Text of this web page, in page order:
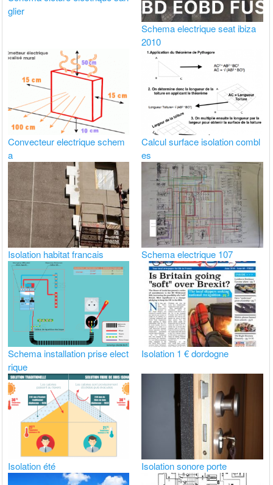
glier
Schema electrique seat ibiza
2010
Convecteur electrique schem
a
Calcul surface isolation combl
es
Isolation habitat francais Schema electrique 107
Schema installation prise elect
rique
Isolation 1 € dordogne
Isolation été Isolation sonore porte